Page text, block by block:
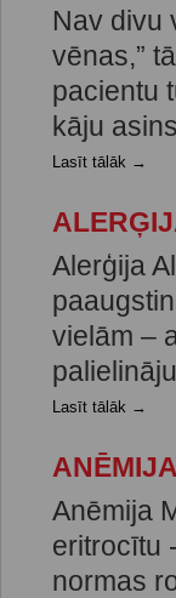
Nav divu
vēnas,”
pacientu
kāju
Lasīt tālāk →
Alerģija
vielām –
Lasīt tālāk →
ANĒMIJA
Anēmija
eritrocītu
normas